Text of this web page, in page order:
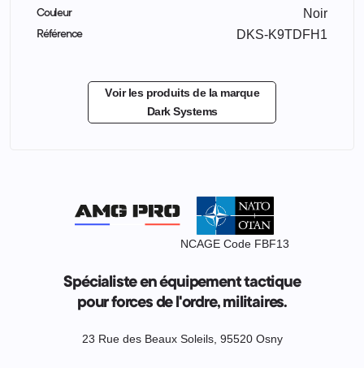
Couleur Noir
Référence DKS-K9TDFH1
Voir les produits de la marque
Dark Systems
NCAGE Code FBF13
Spécialiste en équipement tactique
pour forces de l'ordre, militaires.
23 Rue des Beaux Soleils, 95520 Osny